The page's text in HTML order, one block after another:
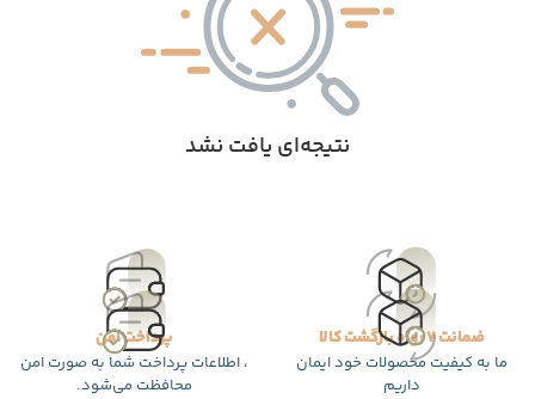
نتیجه‌ای یافت نشد
ضمانت 7 روزه بازگشت کالا
ما به کیفیت محصولات خود ایمان
داریم
پرداخت امن
، اطلاعات پرداخت شما به صورت امن
محافظت می‌شود.